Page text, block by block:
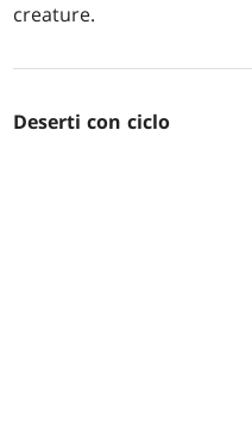
creature.
Deserti con ciclo